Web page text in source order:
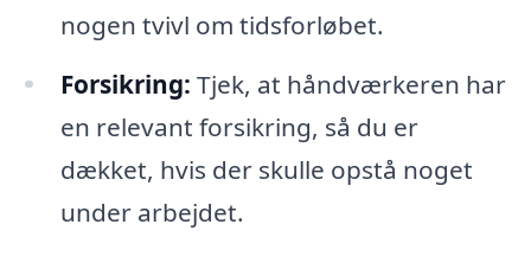
nogen tvivl om tidsforløbet.
Forsikring: Tjek, at håndværkeren har
en relevant forsikring, så du er
dækket, hvis der skulle opstå noget
under arbejdet.